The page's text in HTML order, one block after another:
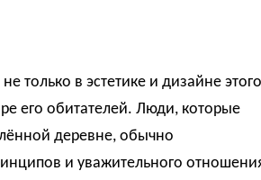
только в эстетике и дизайне этого
его обитателей. Люди, которые
деревне, обычно
и уважительного